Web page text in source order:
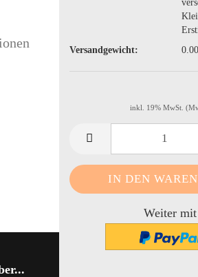
Versandgewicht:
inkl. 19% MwSt.
Weiter mit